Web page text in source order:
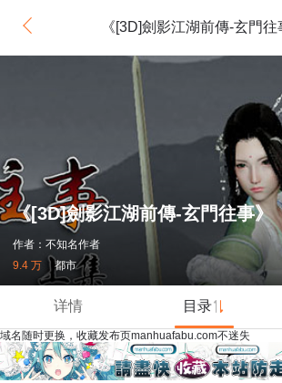
《[3D]劍影江湖前傳-玄門往
《[3D]劍影江湖前傳-玄門往事》
作者：不知名作者
9.4 万
都市
详情 目录
域名随时更换，收藏发布页manhuafabu.com不迷失